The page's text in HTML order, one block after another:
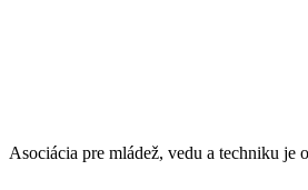
Asociácia pre mládež, vedu a techniku je